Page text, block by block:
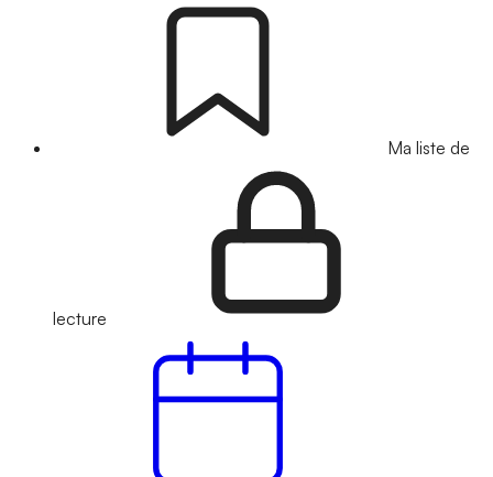
Ma liste de
lecture